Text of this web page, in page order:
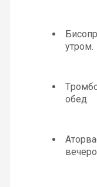
утром.
обед.